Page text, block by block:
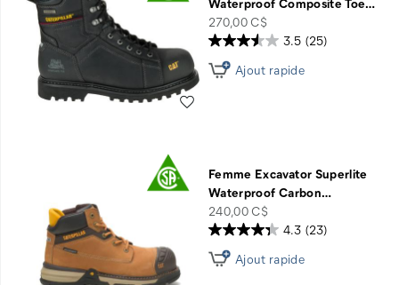
price
270,00 C$
3.5 (25)
Ajout rapide
Femme Excavator Superlite
Waterproof Carbon…
price
240,00 C$
4.3 (23)
Ajout rapide